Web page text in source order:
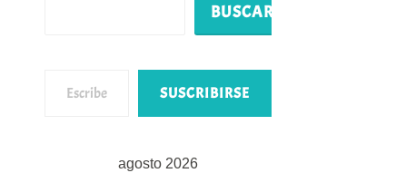
BUSCAR
SUSCRIBIRSE
agosto 2026